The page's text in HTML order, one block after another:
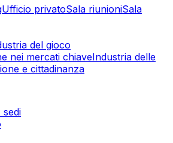
Ufficio privatoSala riunioniSala
del gioco
nei mercati chiaveIndustria delle
e cittadinanza
sedi